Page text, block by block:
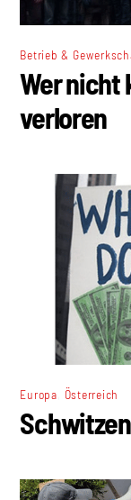
Betrieb &
Wer nicht
verloren
Europa Österreich